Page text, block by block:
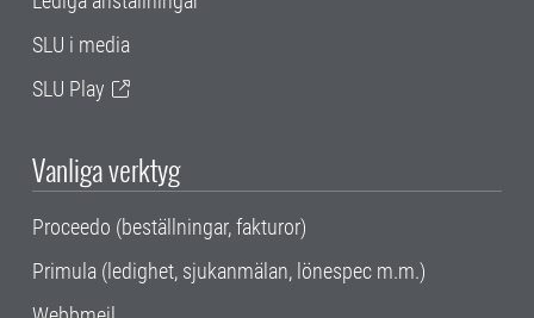
SLU i media
SLU Play
Vanliga verktyg
Proceedo (beställningar, fakturor)
Primula (ledighet, sjukanmälan, lönespec m.m.)